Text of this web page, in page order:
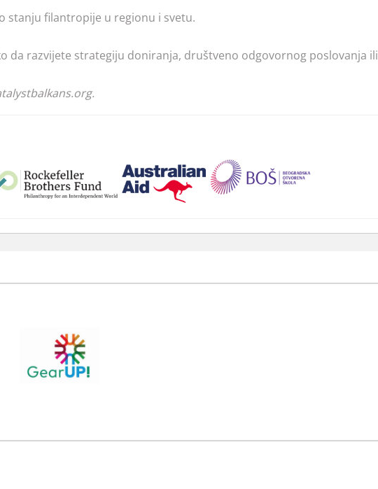
stanju filantropije u regionu i svetu.
da razvijete strategiju doniranja, društveno odgovornog poslovanja ili